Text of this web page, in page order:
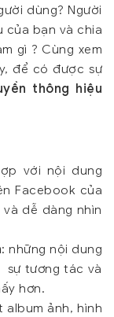
dùng? Người
của bạn và chia
gì ? Cùng xem
để có được sự
thông hiệu
với nội dung
Facebook của
dễ dàng nhìn
: những nội dung
sự tương tác và
hơn.
ảnh, hình